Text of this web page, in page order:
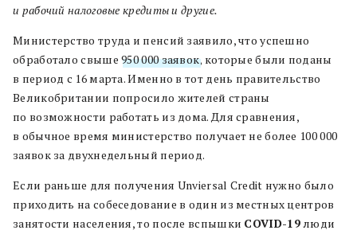
и рабочий налоговые кредиты и другие.
Министерство труда и пенсий заявило, что успешно
обработало свыше950 000 заявок, которые были поданы
в период с 16 марта. Именно в тот день правительство
Великобритании попросило жителей страны
по возможности работать из дома. Для сравнения,
в обычное время министерство получает не более 100 000
заявок за двухнедельный период.
Если раньше для получения Unviersal Credit нужно было
приходить на собеседование в один из местных центров
занятости населения, то после вспышки COVID-19люди